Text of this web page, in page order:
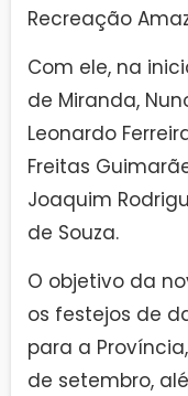
Recreação
Com ele, na
de Miranda,
Leonardo
Freitas
Joaquim
de Souza.
O objetivo da
os festejos de
para a
de setembro,